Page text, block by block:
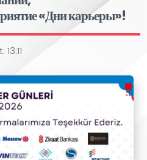
«Дни карьеры»!